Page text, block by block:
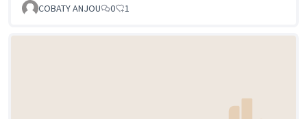
COBATY ANJOU 0 1